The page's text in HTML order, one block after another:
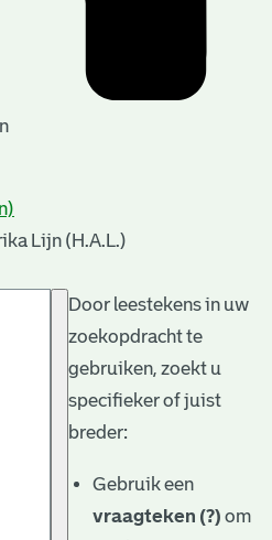
Lijn (H.A.L.)
Door leestekens in uw
zoekopdracht te
gebruiken, zoekt u
specifieker of juist
breder:
Gebruik een
vraagteken (?) om